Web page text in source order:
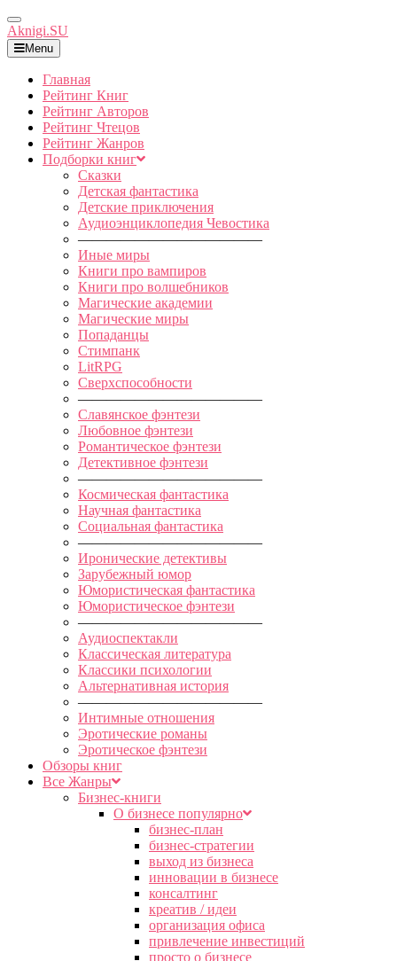
Toggle
Navigation
Aknigi.SU
Menu
Главная
Рейтинг Книг
Рейтинг Авторов
Рейтинг Чтецов
Рейтинг Жанров
Подборки книг
Сказки
Детская фантастика
Детские приключения
Аудиоэнциклопедия Чевостика
—————————————
Иные миры
Книги про вампиров
Книги про волшебников
Магические академии
Магические миры
Попаданцы
Стимпанк
LitRPG
Сверхспособности
—————————————
Славянское фэнтези
Любовное фэнтези
Романтическое фэнтези
Детективное фэнтези
—————————————
Космическая фантастика
Научная фантастика
Социальная фантастика
—————————————
Иронические детективы
Зарубежный юмор
Юмористическая фантастика
Юмористическое фэнтези
—————————————
Аудиоспектакли
Классическая литература
Классики психологии
Альтернативная история
—————————————
Интимные отношения
Эротические романы
Эротическое фэнтези
Обзоры книг
Все Жанры
Бизнес-книги
О бизнесе популярно
бизнес-план
бизнес-стратегии
выход из бизнеса
инновации в бизнесе
консалтинг
креатив / идеи
организация офиса
привлечение инвестиций
просто о бизнесе